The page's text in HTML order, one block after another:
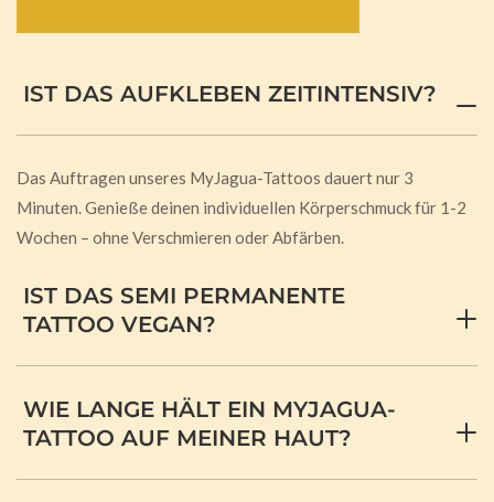
IST DAS AUFKLEBEN ZEITINTENSIV?
Das Auftragen unseres MyJagua-Tattoos dauert nur 3
Minuten. Genieße deinen individuellen Körperschmuck für 1-2
Wochen – ohne Verschmieren oder Abfärben.
IST DAS SEMI PERMANENTE
TATTOO VEGAN?
WIE LANGE HÄLT EIN MYJAGUA-
TATTOO AUF MEINER HAUT?